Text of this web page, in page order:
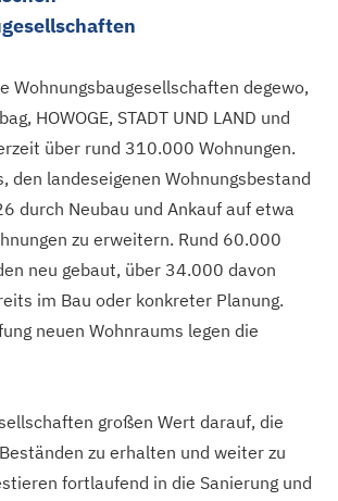
Wohnungsbaugesellschaften degewo,
HOWOGE, STADT UND LAND und
über rund 310.000 Wohnungen.
den landeseigenen Wohnungsbestand
durch Neubau und Ankauf auf etwa
zu erweitern. Rund 60.000
neu gebaut, über 34.000 davon
im Bau oder konkreter Planung.
neuen Wohnraums legen die
großen Wert darauf, die
zu erhalten und weiter zu
fortlaufend in die Sanierung und